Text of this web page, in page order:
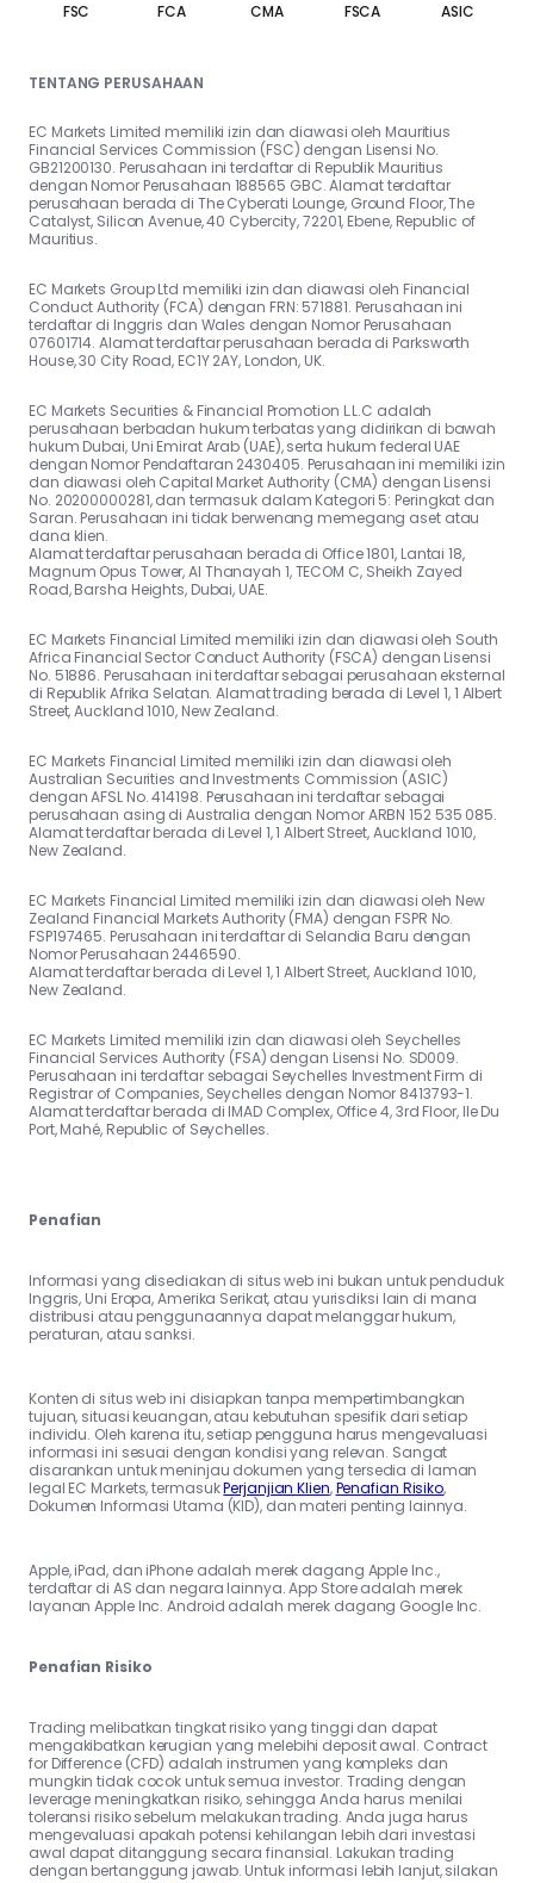
FSC FCA CMA FSCA ASIC
TENTANG PERUSAHAAN
EC Markets Limited memiliki izin dan diawasi oleh Mauritius
Financial Services Commission (FSC) dengan Lisensi No.
GB21200130. Perusahaan ini terdaftar di Republik Mauritius
dengan Nomor Perusahaan 188565 GBC. Alamat terdaftar
perusahaan berada di The Cyberati Lounge, Ground Floor, The
Catalyst, Silicon Avenue, 40 Cybercity, 72201, Ebene, Republic of
Mauritius.
EC Markets Group Ltd memiliki izin dan diawasi oleh Financial
Conduct Authority (FCA) dengan FRN: 571881. Perusahaan ini
terdaftar di Inggris dan Wales dengan Nomor Perusahaan
07601714. Alamat terdaftar perusahaan berada di Parksworth
House, 30 City Road, EC1Y 2AY, London, UK.
EC Markets Securities & Financial Promotion L.L.C adalah
perusahaan berbadan hukum terbatas yang didirikan di bawah
hukum Dubai, Uni Emirat Arab (UAE), serta hukum federal UAE
dengan Nomor Pendaftaran 2430405. Perusahaan ini memiliki izin
dan diawasi oleh Capital Market Authority (CMA) dengan Lisensi
No. 20200000281, dan termasuk dalam Kategori 5: Peringkat dan
Saran. Perusahaan ini tidak berwenang memegang aset atau
dana klien.
Alamat terdaftar perusahaan berada di Office 1801, Lantai 18,
Magnum Opus Tower, Al Thanayah 1, TECOM C, Sheikh Zayed
Road, Barsha Heights, Dubai, UAE.
EC Markets Financial Limited memiliki izin dan diawasi oleh South
Africa Financial Sector Conduct Authority (FSCA) dengan Lisensi
No. 51886. Perusahaan ini terdaftar sebagai perusahaan eksternal
di Republik Afrika Selatan. Alamat trading berada di Level 1, 1 Albert
Street, Auckland 1010, New Zealand.
EC Markets Financial Limited memiliki izin dan diawasi oleh
Australian Securities and Investments Commission (ASIC)
dengan AFSL No. 414198. Perusahaan ini terdaftar sebagai
perusahaan asing di Australia dengan Nomor ARBN 152 535 085.
Alamat terdaftar berada di Level 1, 1 Albert Street, Auckland 1010,
New Zealand.
EC Markets Financial Limited memiliki izin dan diawasi oleh New
Zealand Financial Markets Authority (FMA) dengan FSPR No.
FSP197465. Perusahaan ini terdaftar di Selandia Baru dengan
Nomor Perusahaan 2446590.
Alamat terdaftar berada di Level 1, 1 Albert Street, Auckland 1010,
New Zealand.
EC Markets Limited memiliki izin dan diawasi oleh Seychelles
Financial Services Authority (FSA) dengan Lisensi No. SD009.
Perusahaan ini terdaftar sebagai Seychelles Investment Firm di
Registrar of Companies, Seychelles dengan Nomor 8413793-1.
Alamat terdaftar berada di IMAD Complex, Office 4, 3rd Floor, Ile Du
Port, Mahé, Republic of Seychelles.
Penafian
Informasi yang disediakan di situs web ini bukan untuk penduduk
Inggris, Uni Eropa, Amerika Serikat, atau yurisdiksi lain di mana
distribusi atau penggunaannya dapat melanggar hukum,
peraturan, atau sanksi.
Konten di situs web ini disiapkan tanpa mempertimbangkan
tujuan, situasi keuangan, atau kebutuhan spesifik dari setiap
individu. Oleh karena itu, setiap pengguna harus mengevaluasi
informasi ini sesuai dengan kondisi yang relevan. Sangat
disarankan untuk meninjau dokumen yang tersedia di laman
legal EC Markets, termasukPerjanjian Klien,Penafian Risiko,
Dokumen Informasi Utama (KID), dan materi penting lainnya.
Apple, iPad, dan iPhone adalah merek dagang Apple Inc.,
terdaftar di AS dan negara lainnya. App Store adalah merek
layanan Apple Inc. Android adalah merek dagang Google Inc.
Penafian Risiko
Trading melibatkan tingkat risiko yang tinggi dan dapat
mengakibatkan kerugian yang melebihi deposit awal. Contract
for Difference (CFD) adalah instrumen yang kompleks dan
mungkin tidak cocok untuk semua investor. Trading dengan
leverage meningkatkan risiko, sehingga Anda harus menilai
toleransi risiko sebelum melakukan trading. Anda juga harus
mengevaluasi apakah potensi kehilangan lebih dari investasi
awal dapat ditanggung secara finansial. Lakukan trading
dengan bertanggung jawab. Untuk informasi lebih lanjut, silakan